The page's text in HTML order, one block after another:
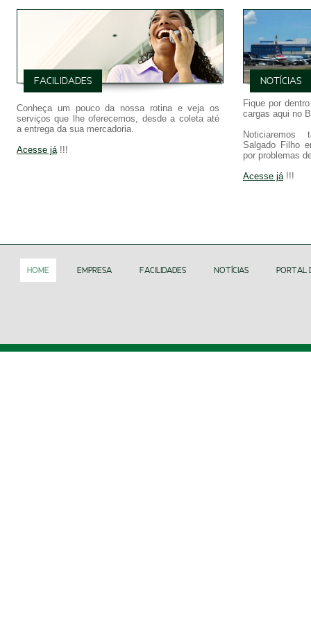
FACILIDADES
Conheça um pouco da nossa rotina e veja os
serviços que lhe oferecemos, desde a coleta até
a entrega da sua mercadoria.
Acesse já!!!
NOTÍCIAS
Fique por
cargas aqui no
Noticiaremos
Salgado Filho
por problemas
Acesse já!!!
HOME EMPRESA FACILIDADES NOTÍCIAS PORTAL